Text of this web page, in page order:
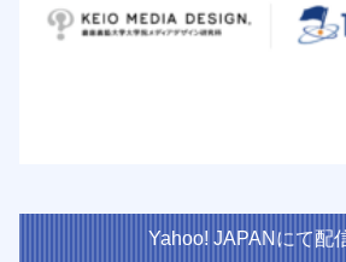
Yahoo! JAPANにて配